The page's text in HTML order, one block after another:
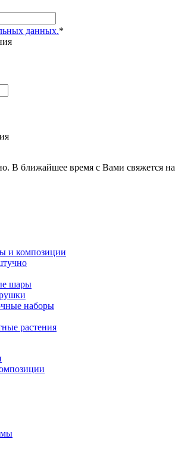
данных.*
В ближайшее время с Вами свяжется
и композиции
шары
наборы
растения